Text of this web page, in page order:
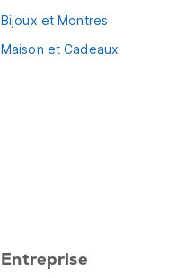
Bijoux et Montres
Maison et Cadeaux
Entreprise